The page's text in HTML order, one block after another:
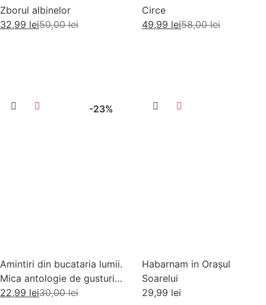
Zborul albinelor
50,00lei
32,99 lei
Circe
58,00lei
49,99 lei
-23%
Amintiri din bucataria lumii.
Mica antologie de gusturi,
stari si gustari
30,00lei
22,99 lei
Habarnam in Orașul
Soarelui
29,99 lei